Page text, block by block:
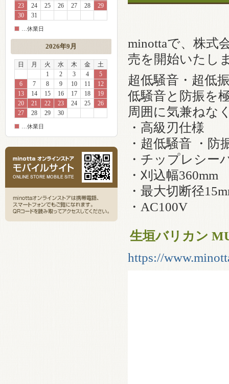
23
24 25 26 27 28
29
30
31
…休業日
2026年9月
日 月 火 水 木 金
土
1
2 3 4
5
6
7 8 9 10 11
12
13
14 15 16 17 18
19
20
21 22 23 24 25
26
27
28 29 30
…休業日
minottaで、株式
売を開始いたし
超低騒音・超低
低騒音と防振を
周囲に気兼ねな
・高級刃仕様
・超低騒音 ・防
・チップレシー
・刈込幅360mm
・最大切断径
・AC100V
生垣バリカン
https://